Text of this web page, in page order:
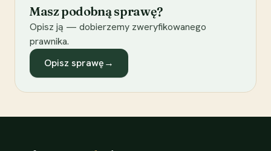
Masz podobną sprawę?
Opisz ją — dobierzemy zweryfikowanego
prawnika.
Opisz sprawę→